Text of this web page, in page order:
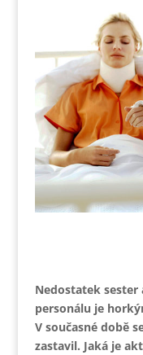
Nedostatek
personálu je
V současné době
zastavil. Jaká je